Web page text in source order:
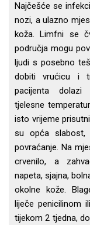
Najčešće se
nozi, a ulazno
koža. Limfni se
područja mogu
ljudi s posebno
dobiti vrućicu i
pacijenta
tjelesne
isto vrijeme
su opća slabost,
povraćanje. Na
crvenilo, a
napeta, sjajna,
okolne kože.
liječe penicilinom
tijekom 2 tjedna,